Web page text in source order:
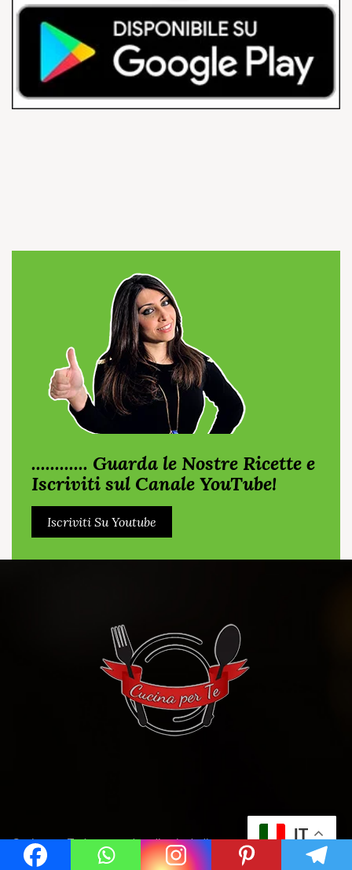
............ Guarda le Nostre Ricette e
Iscriviti sul Canale YouTube!
Iscriviti Su Youtube
Cucina per Te è un portale culinario dedicato a tutti gli amanti del
"mangiar bene", rivolto sia a chi è alle prime armi che agli esperti che
IT